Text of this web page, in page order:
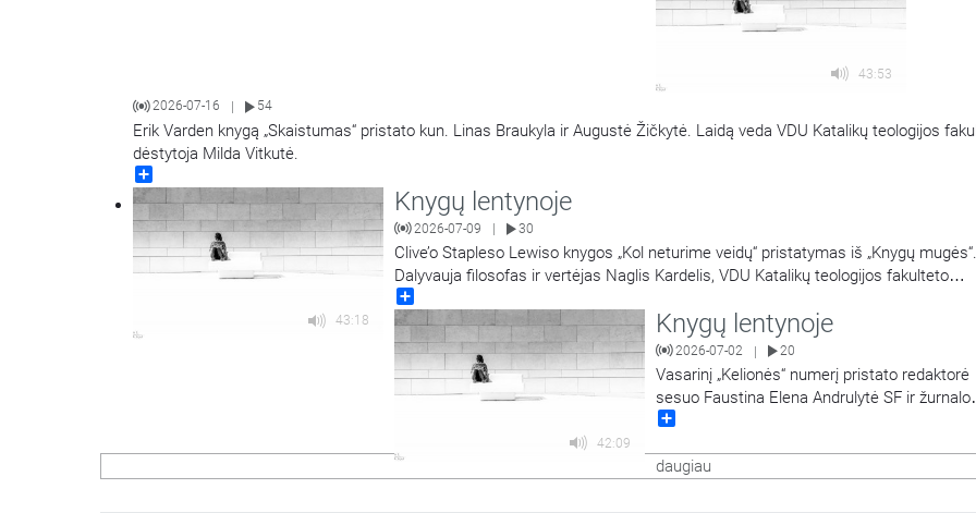
43:53
2026-07-16 54
Erik Varden knygą „Skaistumas“ pristato kun. Linas Braukyla ir Augustė Žičkytė. Laidą veda VDU Katalikų teologijos
dėstytoja Milda Vitkutė.
43:18
Knygų lentynoje
2026-07-09 30
Clive’o Stapleso Lewiso knygos „Kol neturime veidų“ pristatymas iš „Knygų mugės“.
Dalyvauja filosofas ir vertėjas Naglis Kardelis, VDU Katalikų teologijos fakulteto
dėstytoja Milda Vitkutė ir filosofas, kultūros tyrinėtojas Gediminas Zelvaras.
42:09
Knygų lentynoje
2026-07-02 | 20
​Vasarinį „Kelionės“ numerį pristato redaktorė
sesuo Faustina Elena Andrulytė SF ir žurnalo
bendradarbė komunikacijos specialistė Aušra
daugiau